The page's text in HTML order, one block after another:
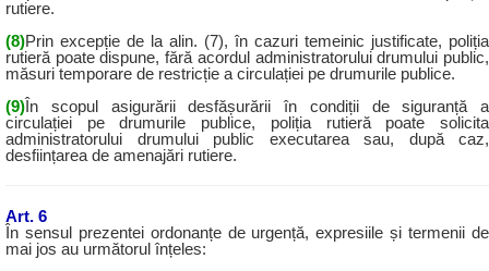
rutiere.
(8)Prin excepție de la alin. (7), în cazuri temeinic justificate, poliția
rutieră poate dispune, fără acordul administratorului drumului public,
măsuri temporare de restricție a circulației pe drumurile publice.
(9)În scopul asigurării desfășurării în condiții de siguranță a
circulației pe drumurile publice, poliția rutieră poate solicita
administratorului drumului public executarea sau, după caz,
desființarea de amenajări rutiere.
Art. 6
În sensul prezentei ordonanțe de urgență, expresiile și termenii de
mai jos au următorul înțeles: